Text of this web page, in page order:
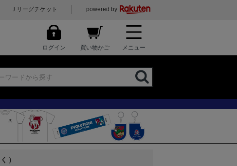
Ｊリーグチケット powered by
ログイン 買い物かご メニュー
）